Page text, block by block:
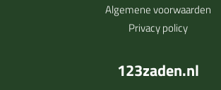
Algemene voorwaarden
Privacy policy
123zaden.nl